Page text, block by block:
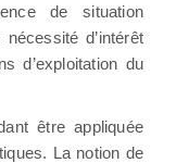
de situation
d’intérêt
d’exploitation du
être appliquée
La notion de